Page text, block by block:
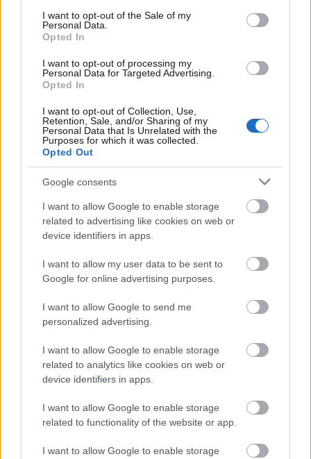
consent section.
I want to opt-out of the Sale of my
Personal Data.
Opted In
I want to opt-out of processing my
Personal Data for Targeted Advertising.
Opted In
I want to opt-out of Collection, Use,
Retention, Sale, and/or Sharing of my
Personal Data that Is Unrelated with the
Purposes for which it was collected.
Opted Out
Google consents
I want to allow Google to enable storage
related to advertising like cookies on web or
device identifiers in apps.
I want to allow my user data to be sent to
Google for online advertising purposes.
I want to allow Google to send me
personalized advertising.
I want to allow Google to enable storage
related to analytics like cookies on web or
device identifiers in apps.
I want to allow Google to enable storage
related to functionality of the website or app.
I want to allow Google to enable storage
A bevezetőben leírt esetnél volt még egy érdekesség,
ami más csalásoknál is előfordul.
kétlépcsős azonosítási kódokat idegeneknek,
ismeretleneknek megadni, elküldeni, bediktálni,
megosztani.Ezek a kódok a mi biztonságunkat
szolgálják, de csak addig, amíg nem kerülnek
illetéktelen kezekbe, mert onnantól már tudtunk és
beleegyezésünk nélkül megszemélyesíthetnek vele
bennünket.A banki tisztviselők soha nem fogják
SMS-ben elkérni a banki adatainkat vagy az
egyszeri megerősítő jelszavainkat
A mit ne tegyünk listára kívánkozik még, hogy
Ha nem értjük a szituációt, ne hagyjuk
magunkat sürgetni, kérjünk a környezetünktől
mi a bankunkat, hogy tisztázzuk a helyzetet.